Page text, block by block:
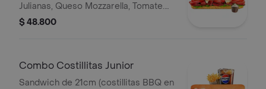
Julianas, Queso Mozzarella, Tomate.
Salsa Bbq, Lechuga y Salsa de Ajo)
$ 48.800
Combo Costillitas Junior
Sandwich de 21cm (costillitas BBQ en